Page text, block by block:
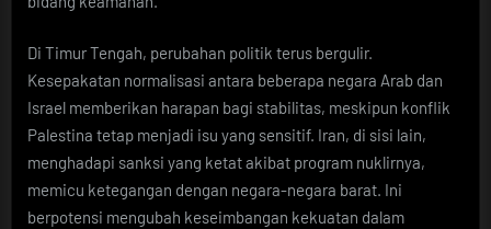
Di Timur Tengah, perubahan politik terus bergulir.
Kesepakatan normalisasi antara beberapa negara Arab dan
Israel memberikan harapan bagi stabilitas, meskipun konflik
Palestina tetap menjadi isu yang sensitif. Iran, di sisi lain,
menghadapi sanksi yang ketat akibat program nuklirnya,
memicu ketegangan dengan negara-negara barat. Ini
berpotensi mengubah keseimbangan kekuatan dalam